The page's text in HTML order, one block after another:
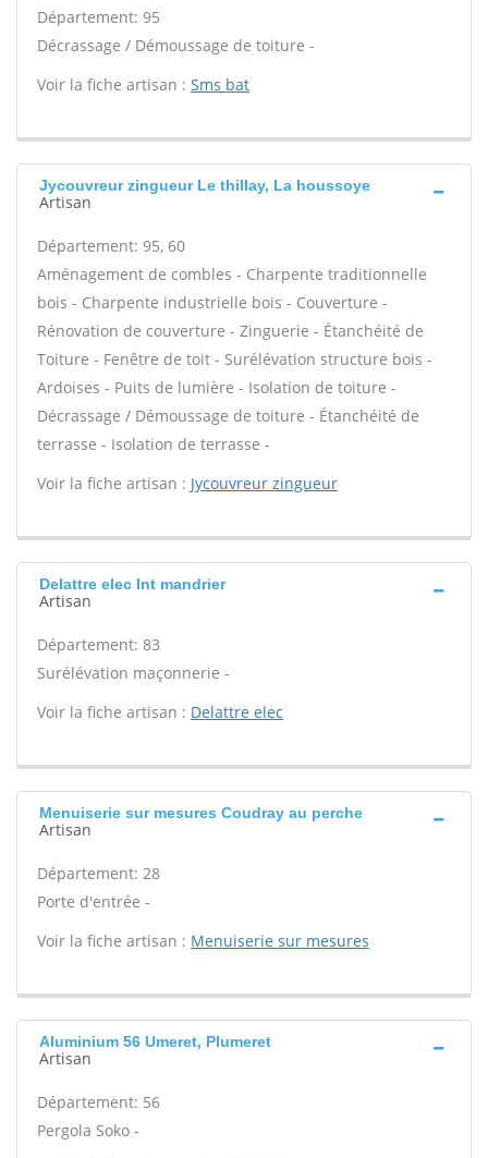
Département: 95
Décrassage / Démoussage de toiture -
Voir la fiche artisan : Sms bat
Jycouvreur zingueur Le thillay, La houssoye
Artisan
Département: 95, 60
Aménagement de combles - Charpente traditionnelle
bois - Charpente industrielle bois - Couverture -
Rénovation de couverture - Zinguerie - Étanchéité de
Toiture - Fenêtre de toit - Surélévation structure bois -
Ardoises - Puits de lumière - Isolation de toiture -
Décrassage / Démoussage de toiture - Étanchéité de
terrasse - Isolation de terrasse -
Voir la fiche artisan : Jycouvreur zingueur
Delattre elec Int mandrier
Artisan
Département: 83
Surélévation maçonnerie -
Voir la fiche artisan : Delattre elec
Menuiserie sur mesures Coudray au perche
Artisan
Département: 28
Porte d'entrée -
Voir la fiche artisan : Menuiserie sur mesures
Aluminium 56 Umeret, Plumeret
Artisan
Département: 56
Pergola Soko -